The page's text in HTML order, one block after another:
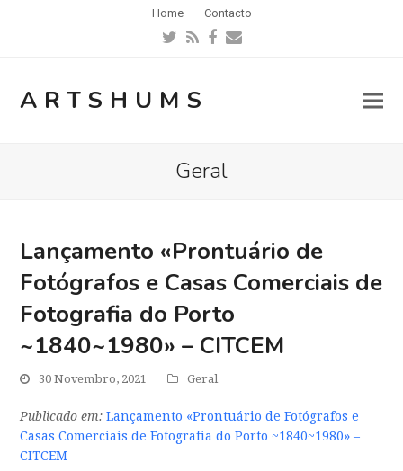
Home Contacto
Twitter
RSSFacebook
Email
ARTSHUMS
Geral
Lançamento «Prontuário de
Fotógrafos e Casas Comerciais de
Fotografia do Porto
~1840~1980» – CITCEM
30 Novembro, 2021 Geral
Publicado em: Lançamento «Prontuário de Fotógrafos e
Casas Comerciais de Fotografia do Porto ~1840~1980» –
CITCEM